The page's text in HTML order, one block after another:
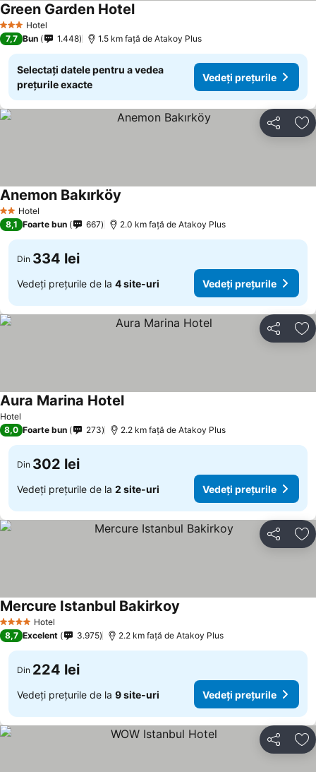
3 SteleHotel
Green Garden HotelVedeți prețurile
7,7 Bun 1.448 1.5 km faţă de Atakoy Plus
Selectați datele pentru a vedea
prețurile exacte
Vedeți prețurile
Distribuiți
2 SteleHotel
Anemon Bakırköy
8,1 Foarte bun 667 2.0 km faţă de Atakoy Plus
Din 334 lei
Vedeți prețurile de la 4 site-uri Vedeți prețurile
Distribuiți
Hotel
Aura Marina HotelVedeți prețurile
8,0 Foarte bun 273 2.2 km faţă de Atakoy Plus
Din 302 lei
Vedeți prețurile de la 2 site-uri Vedeți prețurile
Distribuiți
4 Stele Hotel
Mercure Istanbul Bakirkoy
8,7 Excelent 3.975 2.2 km faţă de Atakoy Plus
Din 224 lei
Vedeți prețurile de la 9 site-uri Vedeți prețurile
Distribuiți